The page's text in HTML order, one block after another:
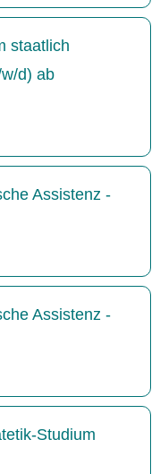
staatlich
d) ab
Assistenz -
Assistenz -
Studium